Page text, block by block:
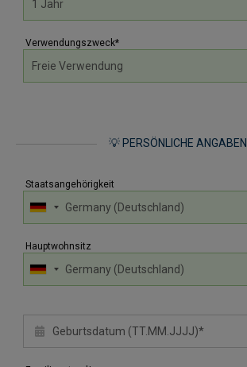
Verwendungszweck*
💡 PERSÖNLICHE ANGABEN
Staatsangehörigkeit
Hauptwohnsitz